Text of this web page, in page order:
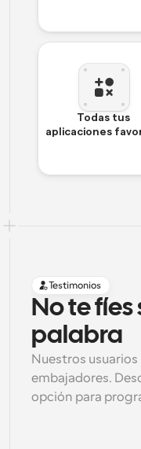
Todas tus
aplicaciones
Testimonios
No te
palabra
Nuestros
embajadores.
opción para